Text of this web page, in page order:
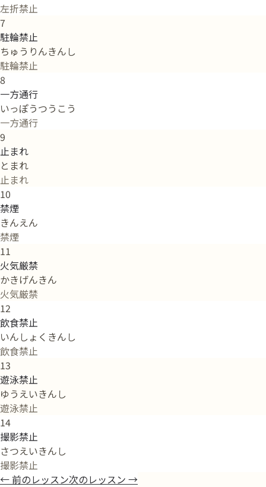
左折禁止
7
駐輪禁止
ちゅうりんきんし
駐輪禁止
8
一方通行
いっぽうつうこう
一方通行
9
止まれ
とまれ
止まれ
10
禁煙
きんえん
禁煙
11
火気厳禁
かきげんきん
火気厳禁
12
飲食禁止
いんしょくきんし
飲食禁止
13
遊泳禁止
ゆうえいきんし
遊泳禁止
14
撮影禁止
さつえいきんし
撮影禁止
←前のレッスン次のレッスン →